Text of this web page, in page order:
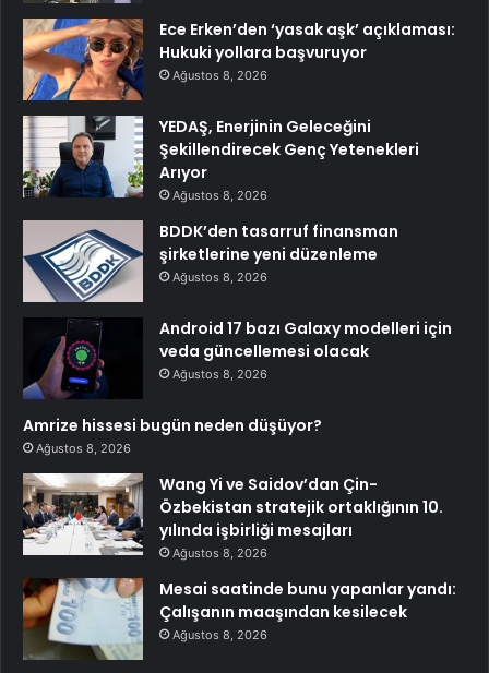
Ece Erken’den ‘yasak aşk’ açıklaması:
Hukuki yollara başvuruyor
Ağustos 8, 2026
YEDAŞ, Enerjinin Geleceğini
Şekillendirecek Genç Yetenekleri
Arıyor
Ağustos 8, 2026
BDDK’den tasarruf finansman
şirketlerine yeni düzenleme
Ağustos 8, 2026
Android 17 bazı Galaxy modelleri için
veda güncellemesi olacak
Ağustos 8, 2026
Amrize hissesi bugün neden düşüyor?
Ağustos 8, 2026
Wang Yi ve Saidov’dan Çin-
Özbekistan stratejik ortaklığının 10.
yılında işbirliği mesajları
Ağustos 8, 2026
Mesai saatinde bunu yapanlar yandı:
Çalışanın maaşından kesilecek
Ağustos 8, 2026